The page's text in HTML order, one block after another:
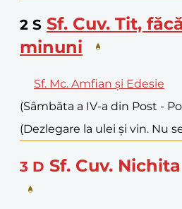
2 S Sf. Cuv. Tit,
minuni
Sf. Mc. Amfian și Edesie
(Sâmbăta a IV-a din Post -
(Dezlegare la ulei și vin. Nu
3 D Sf. Cuv.